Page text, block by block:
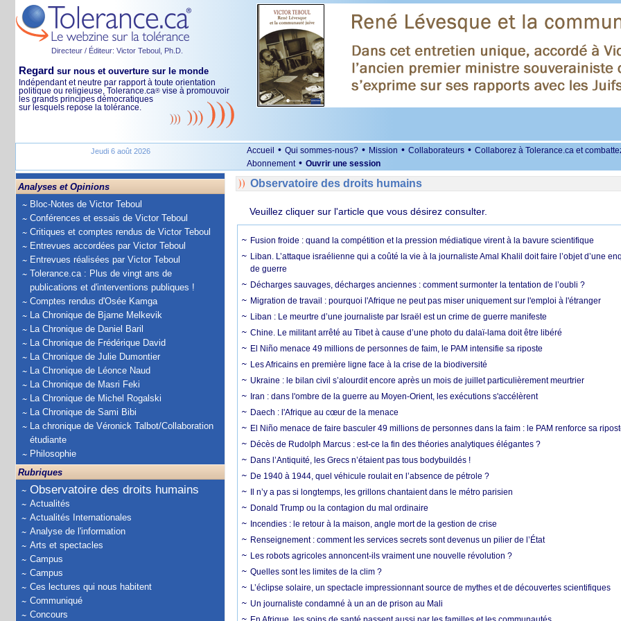
Directeur / Éditeur: Victor Teboul, Ph.D.
Regard sur nous et ouverture sur le monde
Indépendant et neutre par rapport à toute orientation
politique ou religieuse, Tolerance.ca® vise à promouvoir
les grands principes démocratiques
sur lesquels repose la tolérance.
Jeudi 6 août 2026 Accueil • Qui sommes-nous? • Mission • Collaborateurs • Collaborez à Tolerance.ca et
Abonnement • Ouvrir une session
Analyses et Opinions
Bloc-Notes de Victor Teboul
Conférences et essais de Victor Teboul
Critiques et comptes rendus de Victor Teboul
Entrevues accordées par Victor Teboul
Entrevues réalisées par Victor Teboul
Tolerance.ca : Plus de vingt ans de
publications et d'interventions publiques !
Comptes rendus d'Osée Kamga
La Chronique de Bjarne Melkevik
La Chronique de Daniel Baril
La Chronique de Frédérique David
La Chronique de Julie Dumontier
La Chronique de Léonce Naud
La Chronique de Masri Feki
La Chronique de Michel Rogalski
La Chronique de Sami Bibi
La chronique de Véronick Talbot/Collaboration
étudiante
Philosophie
Rubriques
Observatoire des droits humains
Actualités
Actualités Internationales
Analyse de l'information
Arts et spectacles
Campus
Campus
Ces lectures qui nous habitent
Communiqué
Concours
Observatoire des droits humains
Veuillez cliquer sur l'article que vous désirez consulter.
Fusion froide : quand la compétition et la pression médiatique virent à la bavure scientifique
Liban. L’attaque israélienne qui a coûté la vie à la journaliste Amal Khalil doit faire l’objet d’une
de guerre
Décharges sauvages, décharges anciennes : comment surmonter la tentation de l’oubli ?
Migration de travail : pourquoi l'Afrique ne peut pas miser uniquement sur l'emploi à l'étranger
Liban : Le meurtre d’une journaliste par Israël est un crime de guerre manifeste
Chine. Le militant arrêté au Tibet à cause d’une photo du dalaï-lama doit être libéré
El Niño menace 49 millions de personnes de faim, le PAM intensifie sa riposte
Les Africains en première ligne face à la crise de la biodiversité
Ukraine : le bilan civil s’alourdit encore après un mois de juillet particulièrement meurtrier
Iran : dans l'ombre de la guerre au Moyen-Orient, les exécutions s'accélèrent
Daech : l'Afrique au cœur de la menace
El Niño menace de faire basculer 49 millions de personnes dans la faim : le PAM renforce sa
Décès de Rudolph Marcus : est-ce la fin des théories analytiques élégantes ?
Dans l’Antiquité, les Grecs n’étaient pas tous bodybuildés !
De 1940 à 1944, quel véhicule roulait en l’absence de pétrole ?
Il n’y a pas si longtemps, les grillons chantaient dans le métro parisien
Donald Trump ou la contagion du mal ordinaire
Incendies : le retour à la maison, angle mort de la gestion de crise
Renseignement : comment les services secrets sont devenus un pilier de l’État
Les robots agricoles annoncent-ils vraiment une nouvelle révolution ?
Quelles sont les limites de la clim ?
L’éclipse solaire, un spectacle impressionnant source de mythes et de découvertes scientifiques
Un journaliste condamné à un an de prison au Mali